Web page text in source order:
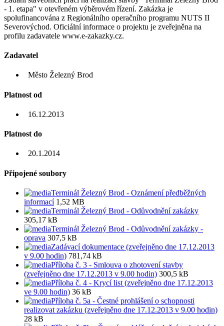
- 1. etapa" v otevřeném výběrovém řízení. Zakázka je
spolufinancována z Regionálního operačního programu NUTS II
Severovýchod. Oficiální informace o projektu je zveřejněna na
profilu zadavatele www.e-zakazky.cz.
Zadavatel
Město Železný Brod
Platnost od
16.12.2013
Platnost do
20.1.2014
Připojené soubory
Terminál Železný Brod - Oznámení předběžných
informací1,52 MB
Terminál Železný Brod - Odůvodnění zakázky
305,17 kB
Terminál Železný Brod - Odůvodnění zakázky -
oprava 307,5 kB
Zadávací dokumentace (zveřejněno dne 17.12.2013
v 9.00 hodin) 781,74 kB
Příloha č. 3 - Smlouva o zhotovení stavby
(zveřejněno dne 17.12.2013 v 9.00 hodin) 300,5 kB
Příloha č. 4 - Krycí list (zveřejněno dne 17.12.2013
ve 9.00 hodin) 36 kB
Příloha č. 5a - Čestné prohlášení o schopnosti
realizovat zakázku (zveřejněno dne 17.12.2013 v 9.00 hodin)
28 kB